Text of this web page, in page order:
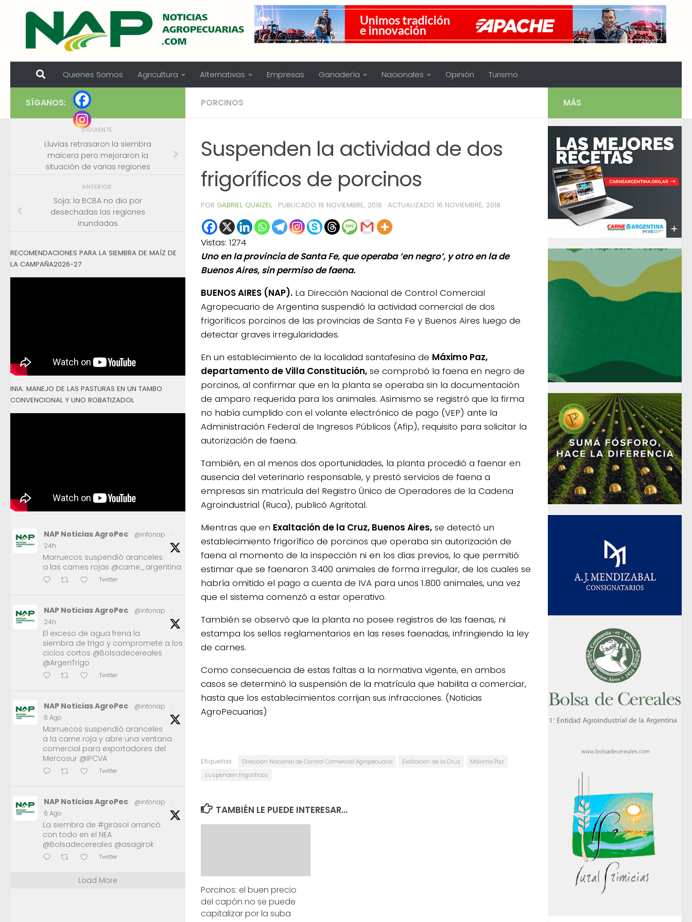
Skip to content
Quienes Somos Agricultura Alternativas Empresas Ganadería Nacionales Opinión Turismo
PORCINOS
Suspenden la actividad de dos
frigoríficos de porcinos
POR GABRIEL QUAIZEL · PUBLICADO 16 NOVIEMBRE, 2018 · ACTUALIZADO 16 NOVIEMBRE, 2018
Vistas: 1274
Uno en la provincia de Santa Fe, que operaba ‘en negro’, y otro en la de
Buenos Aires, sin permiso de faena.
BUENOS AIRES (NAP). La Dirección Nacional de Control Comercial
Agropecuario de Argentina suspendió la actividad comercial de dos
frigoríficos porcinos de las provincias de Santa Fe y Buenos Aires luego de
detectar graves irregularidades.
En un establecimiento de la localidad santafesina de Máximo Paz,
departamento de Villa Constitución, se comprobó la faena en negro de
porcinos, al confirmar que en la planta se operaba sin la documentación
de amparo requerida para los animales. Asimismo se registró que la firma
no había cumplido con el volante electrónico de pago (VEP) ante la
Administración Federal de Ingresos Públicos (Afip), requisito para solicitar la
autorización de faena.
También, en al menos dos oportunidades, la planta procedió a faenar en
ausencia del veterinario responsable, y prestó servicios de faena a
empresas sin matrícula del Registro Único de Operadores de la Cadena
Agroindustrial (Ruca), publicó Agritotal.
Mientras que en Exaltación de la Cruz, Buenos Aires, se detectó un
establecimiento frigorífico de porcinos que operaba sin autorización de
faena al momento de la inspección ni en los días previos, lo que permitió
estimar que se faenaron 3.400 animales de forma irregular, de los cuales se
habría omitido el pago a cuenta de IVA para unos 1.800 animales, una vez
que el sistema comenzó a estar operativo.
También se observó que la planta no posee registros de las faenas, ni
estampa los sellos reglamentarios en las reses faenadas, infringiendo la ley
de carnes.
Como consecuencia de estas faltas a la normativa vigente, en ambos
casos se determinó la suspensión de la matrícula que habilita a comerciar,
hasta que los establecimientos corrijan sus infracciones. (Noticias
AgroPecuarias)
Etiquetas: Dirección Nacional de Control Comercial Agropecuario Exaltación de la Cruz
Máximo Paz
suspenden frigoríficos
TAMBIÉN LE PUEDE INTERESAR...
Porcinos: el buen precio
del capón no se puede
capitalizar por la suba
SÍGANOS:
SIGUIENTE
Lluvias retrasaron la siembra
maicera pero mejoraron la
situación de varias regiones
ANTERIOR
Soja: la BCBA no dio por
desechadas las regiones
inundadas
RECOMENDACIONES PARA LA SIEMBRA DE MAÍZ DE
LA CAMPAÑA2026-27
INIA: MANEJO DE LAS PASTURAS EN UN TAMBO
CONVENCIONAL Y UNO ROBATIZADOL
NAP Noticias AgroPec @infonap
·
24h
Marruecos suspendió aranceles
a las carnes rojas @carne_argentina
Twitter
NAP Noticias AgroPec @infonap
·
24h
El exceso de agua frena la
siembra de trigo y compromete a los
ciclos cortos @Bolsadecereales
@ArgenTrigo
Twitter
NAP Noticias AgroPec @infonap
·
6 Ago
Marruecos suspendió aranceles
a la carne roja y abre una ventana
comercial para exportadores del
Mercosur @IPCVA
Twitter
NAP Noticias AgroPec @infonap
·
6 Ago
La siembra de #girasol arrancó
con todo en el NEA
@Bolsadecereales @asagirok
Twitter
Load More
MÁS